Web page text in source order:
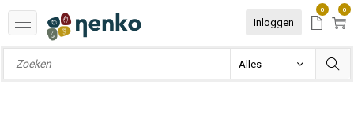
Inloggen
0 0